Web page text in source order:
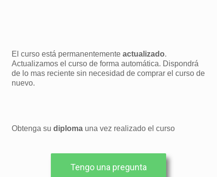
El curso está permanentementeactualizado.
Actualizamos el curso de forma automática. Dispondrá
de lo mas reciente sin necesidad de comprar el curso de
nuevo.
Obtenga sudiploma una vez realizado el curso
Tengo una pregunta